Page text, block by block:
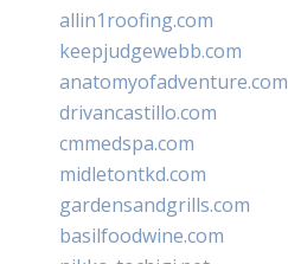
allin1roofing.com
keepjudgewebb.com
anatomyofadventure.com
drivancastillo.com
cmmedspa.com
midletontkd.com
gardensandgrills.com
basilfoodwine.com